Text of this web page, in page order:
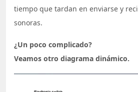
tiempo que tardan en enviarse y
sonoras.
¿Un poco complicado?
Veamos otro diagrama dinámico.